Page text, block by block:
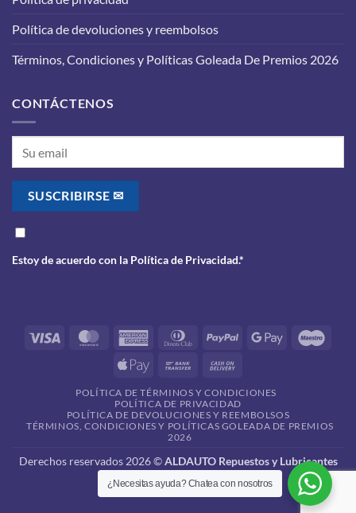
¿Necesitas ayuda? Chatea con nosotros
Política de devoluciones y reembolsos
Términos, Condiciones y Políticas Goleada De Premios 2026
CONTÁCTENOS
Estoy de acuerdo con la Política de Privacidad.*
Visa MasterCardAmerican
Dinners PayPal
Google
Apple
Bank
Delivery
POLÍTICA DE TÉRMINOS Y CONDICIONES
POLÍTICA DE PRIVACIDAD
POLÍTICA DE DEVOLUCIONES Y REEMBOLSOS
TÉRMINOS, CONDICIONES Y POLÍTICAS GOLEADA DE PREMIOS
2026
Derechos reservados 2026 ©ALDAUTO Repuestos y Lubricantes